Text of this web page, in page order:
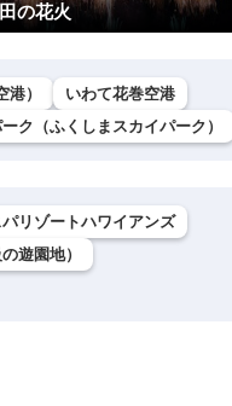
の花火
）
いわて花巻空港
ク（ふくしまスカイパーク）
パリゾートハワイアンズ
遊園地）